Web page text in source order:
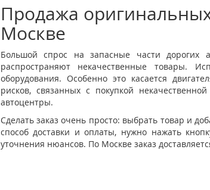
Продажа
Москве
Большой спрос на запасные части дорогих
распространяют некачественные товары.
оборудования. Особенно это касается
рисков, связанных с покупкой
автоцентры.
Сделать заказ очень просто: выбрать товар и
способ доставки и оплаты, нужно нажать
уточнения нюансов. По Москве заказ